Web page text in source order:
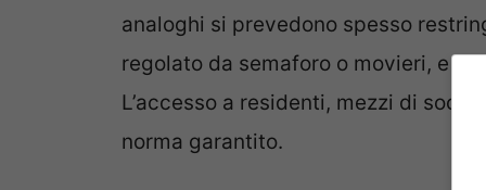
analoghi si prevedono spesso
regolato da semaforo o movieri, e
L’accesso a residenti, mezzi di
norma garantito.